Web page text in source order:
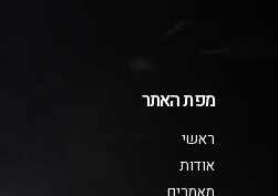
מפת האתר
ראשי
אודות